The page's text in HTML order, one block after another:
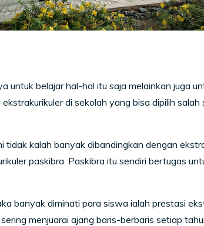
untuk belajar hal-hal itu saja melainkan juga
di sekolah yang bisa dipilih
tidak kalah banyak dibandingkan dengan
paskibra. Paskibra itu sendiri bertugas
banyak diminati para siswa ialah prestasi
menjuarai ajang baris-berbaris setiap